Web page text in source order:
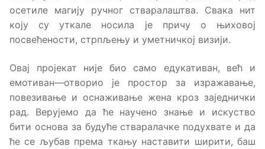
осетиле магију ручног стваралаштва. Свака нит
коју су уткале носила је причу о њиховој
посвећености, стрпљењу и уметничкој визији.
Овај пројекат није био само едукативан, већ и
емотиван—отворио је простор за изражавање,
повезивање и оснаживање жена кроз заједнички
рад. Верујемо да ће научено знање и искуство
бити основа за будуће стваралачке подухвате и да
ће се љубав према ткању наставити ширити, баш